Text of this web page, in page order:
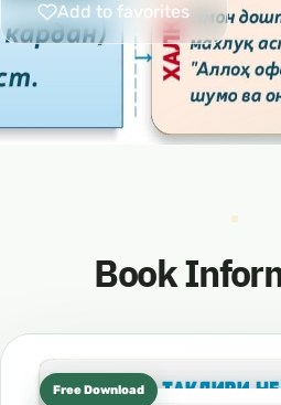
Add to favorites
Book
Free Download